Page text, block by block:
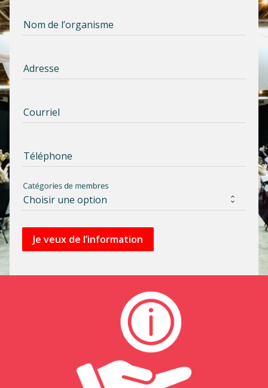
Nom de l’organisme
Adresse
Courriel
Téléphone
Catégories de membres
Je veux de l’information